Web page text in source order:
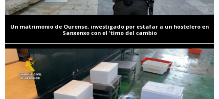
Un matrimonio de Ourense, investigado por estafar a un hostelero en
Sanxenxo con el 'timo del cambio